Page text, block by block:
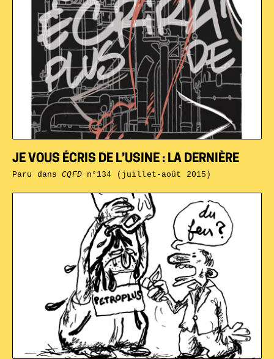
JE VOUS ÉCRIS DE L’USINE : LA DERNIÈRE
Paru dansCQFDn°134 (juillet-août 2015)